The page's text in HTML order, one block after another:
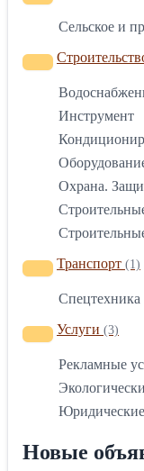
Сельское и
Инструмент
Охрана.
Транспорт (1)
Спецтехника
Услуги (3)
Рекламные
Новые